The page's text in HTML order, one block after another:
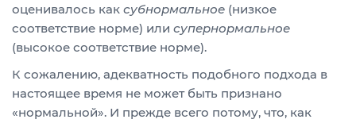
оценивалось как субнормальное (низкое
соответствие норме) или супернормальное
(высокое соответствие норме).
К сожалению, адекватность подобного подхода в
настоящее время не может быть признано
«нормальной». И прежде всего потому, что, как